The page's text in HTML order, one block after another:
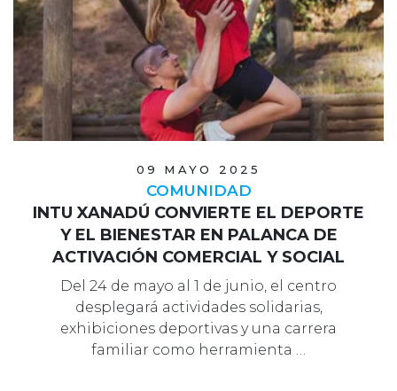
09 MAYO 2025
COMUNIDAD
INTU XANADÚ CONVIERTE EL DEPORTE
Y EL BIENESTAR EN PALANCA DE
ACTIVACIÓN COMERCIAL Y SOCIAL
Del 24 de mayo al 1 de junio, el centro
desplegará actividades solidarias,
exhibiciones deportivas y una carrera
familiar como herramienta …